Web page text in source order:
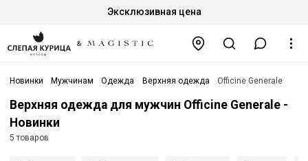
Эксклюзивная цена
Новинки Мужчинам Одежда Верхняя одежда Officine Generale
Верхняя одежда для мужчин Officine Generale -
Новинки
5 товаров